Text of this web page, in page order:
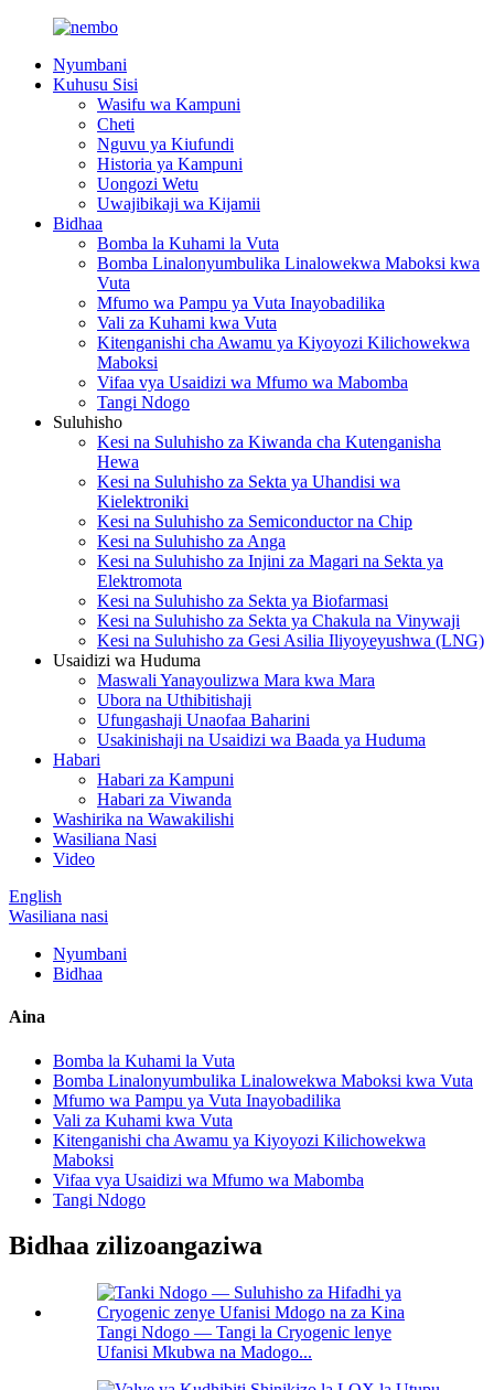
Nyumbani
Kuhusu Sisi
Wasifu wa Kampuni
Cheti
Nguvu ya Kiufundi
Historia ya Kampuni
Uongozi Wetu
Uwajibikaji wa Kijamii
Bidhaa
Bomba la Kuhami la Vuta
Bomba Linalonyumbulika Linalowekwa Maboksi kwa
Vuta
Mfumo wa Pampu ya Vuta Inayobadilika
Vali za Kuhami kwa Vuta
Kitenganishi cha Awamu ya Kiyoyozi Kilichowekwa
Maboksi
Vifaa vya Usaidizi wa Mfumo wa Mabomba
Tangi Ndogo
Suluhisho
Kesi na Suluhisho za Kiwanda cha Kutenganisha
Hewa
Kesi na Suluhisho za Sekta ya Uhandisi wa
Kielektroniki
Kesi na Suluhisho za Semiconductor na Chip
Kesi na Suluhisho za Anga
Kesi na Suluhisho za Injini za Magari na Sekta ya
Elektromota
Kesi na Suluhisho za Sekta ya Biofarmasi
Kesi na Suluhisho za Sekta ya Chakula na Vinywaji
Kesi na Suluhisho za Gesi Asilia Iliyoyeyushwa (LNG)
Usaidizi wa Huduma
Maswali Yanayoulizwa Mara kwa Mara
Ubora na Uthibitishaji
Ufungashaji Unaofaa Baharini
Usakinishaji na Usaidizi wa Baada ya Huduma
Habari
Habari za Kampuni
Habari za Viwanda
Washirika na Wawakilishi
Wasiliana Nasi
Video
English
Wasiliana nasi
Nyumbani
Bidhaa
Aina
Bomba la Kuhami la Vuta
Bomba Linalonyumbulika Linalowekwa Maboksi kwa Vuta
Mfumo wa Pampu ya Vuta Inayobadilika
Vali za Kuhami kwa Vuta
Kitenganishi cha Awamu ya Kiyoyozi Kilichowekwa
Maboksi
Vifaa vya Usaidizi wa Mfumo wa Mabomba
Tangi Ndogo
Bidhaa zilizoangaziwa
Tangi Ndogo — Tangi la Cryogenic lenye
Ufanisi Mkubwa na Madogo...